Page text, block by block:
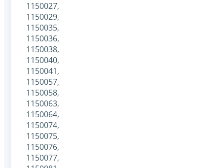
1150027,
1150029,
1150035,
1150036,
1150038,
1150040,
1150041,
1150057,
1150058,
1150063,
1150064,
1150074,
1150075,
1150076,
1150077,